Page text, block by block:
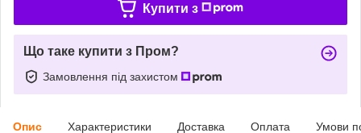
Купити з
Що таке купити з Пром?
Замовлення під захистом
Опис Характеристики Доставка Оплата Умови